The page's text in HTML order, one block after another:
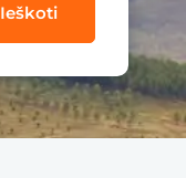
Ieškoti